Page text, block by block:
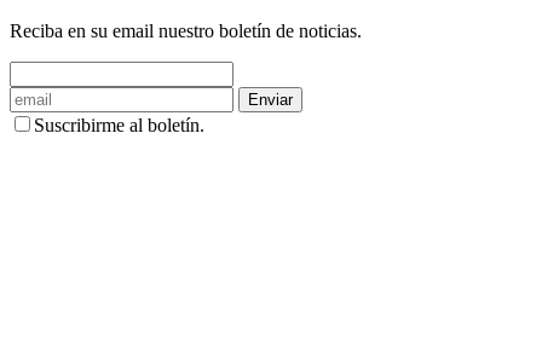
Reciba en su email nuestro boletín de noticias.
Enviar
Suscribirme al boletín.